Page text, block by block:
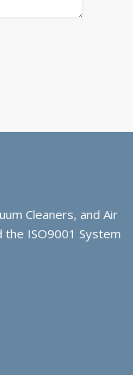
Cleaners, and Air
the ISO9001 System